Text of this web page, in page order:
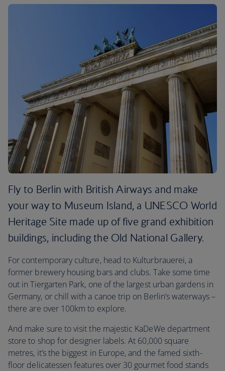
Fly to Berlin with British Airways and make
your way to Museum Island, a UNESCO World
Heritage Site made up of five grand exhibition
buildings, including the Old National Gallery.
For contemporary culture, head to Kulturbrauerei, a
former brewery housing bars and clubs. Take some time
out in Tiergarten Park, one of the largest urban gardens in
Germany, or chill with a canoe trip on Berlin’s waterways –
there are over 100km to explore.
And make sure to visit the majestic KaDeWe department
store to shop for designer labels. At 60,000 square
metres, it’s the biggest in Europe, and the famed sixth-
floor delicatessen features over 30 gourmet food stands